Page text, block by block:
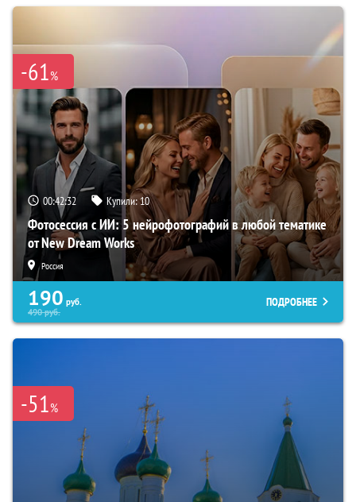
-61%
00:42:31 Купили:10
Фотосессия с ИИ: 5 нейрофотографий в любой тематике
от New Dream Works
Россия
190 руб.
490руб.
ПОДРОБНЕЕ
-51%